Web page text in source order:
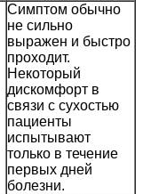
Симптом обычно
не сильно
выражен и быстро
проходит.
Некоторый
дискомфорт в
связи с сухостью
пациенты
испытывают
только в течение
первых дней
болезни.